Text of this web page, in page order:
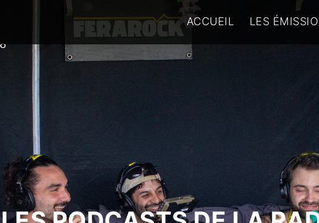
ACCUEIL LES